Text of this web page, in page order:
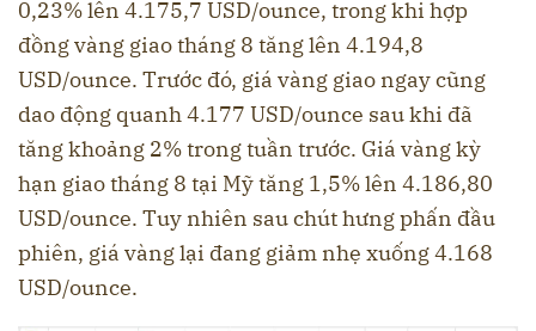
0,23% lên 4.175,7 USD/ounce, trong khi hợp
đồng vàng giao tháng 8 tăng lên 4.194,8
USD/ounce. Trước đó, giá vàng giao ngay cũng
dao động quanh 4.177 USD/ounce sau khi đã
tăng khoảng 2% trong tuần trước. Giá vàng kỳ
hạn giao tháng 8 tại Mỹ tăng 1,5% lên 4.186,80
USD/ounce. Tuy nhiên sau chút hưng phấn đầu
phiên, giá vàng lại đang giảm nhẹ xuống 4.168
USD/ounce.